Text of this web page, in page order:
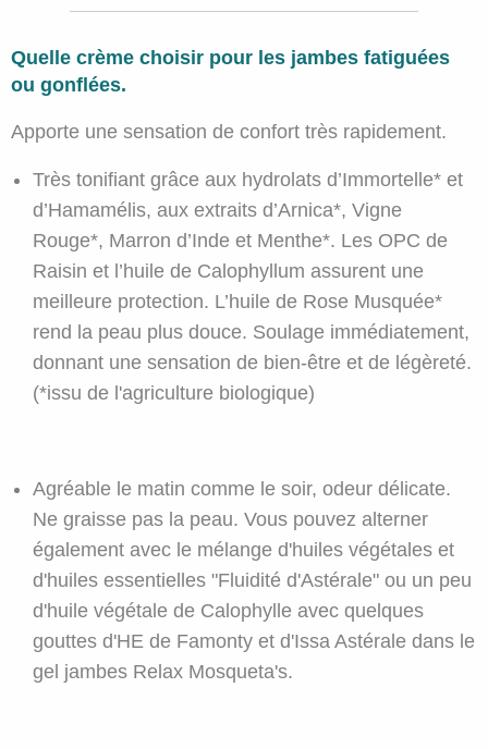
Quelle crème choisir pour les jambes fatiguées
ou gonflées.
Apporte une sensation de confort très rapidement.
Très tonifiant grâce aux hydrolats d’Immortelle* et
d’Hamamélis, aux extraits d’Arnica*, Vigne
Rouge*, Marron d’Inde et Menthe*. Les OPC de
Raisin et l’huile de Calophyllum assurent une
meilleure protection. L’huile de Rose Musquée*
rend la peau plus douce. Soulage immédiatement,
donnant une sensation de bien-être et de légèreté.
(*issu de l'agriculture biologique)
Agréable le matin comme le soir, odeur délicate.
Ne graisse pas la peau. Vous pouvez alterner
également avec le mélange d'huiles végétales et
d'huiles essentielles "Fluidité d'Astérale" ou un peu
d'huile végétale de Calophylle avec quelques
gouttes d'HE de Famonty et d'Issa Astérale dans le
gel jambes Relax Mosqueta's.